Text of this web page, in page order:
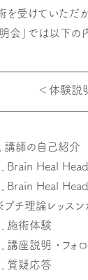
受けていただか
会」では以下の
体験説明
．講師の自己紹介
．Brain Heal
．Brain Heal
チ理論レッスン
．施術体験
．講座説明 ・フォ
．質疑応答